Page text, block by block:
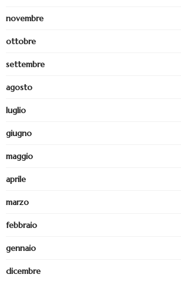
novembre
ottobre
settembre
agosto
luglio
giugno
maggio
aprile
marzo
febbraio
gennaio
dicembre